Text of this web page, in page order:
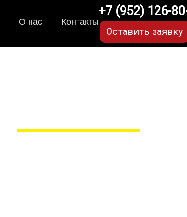
О нас Контакты
+7 (952) 126-
Оставить заявку